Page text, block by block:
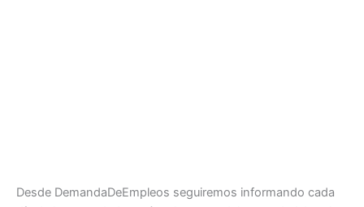
Desde DemandaDeEmpleos seguiremos informando cada